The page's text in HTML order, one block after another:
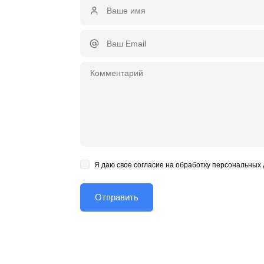
Я даю свое согласие на обработку персональных